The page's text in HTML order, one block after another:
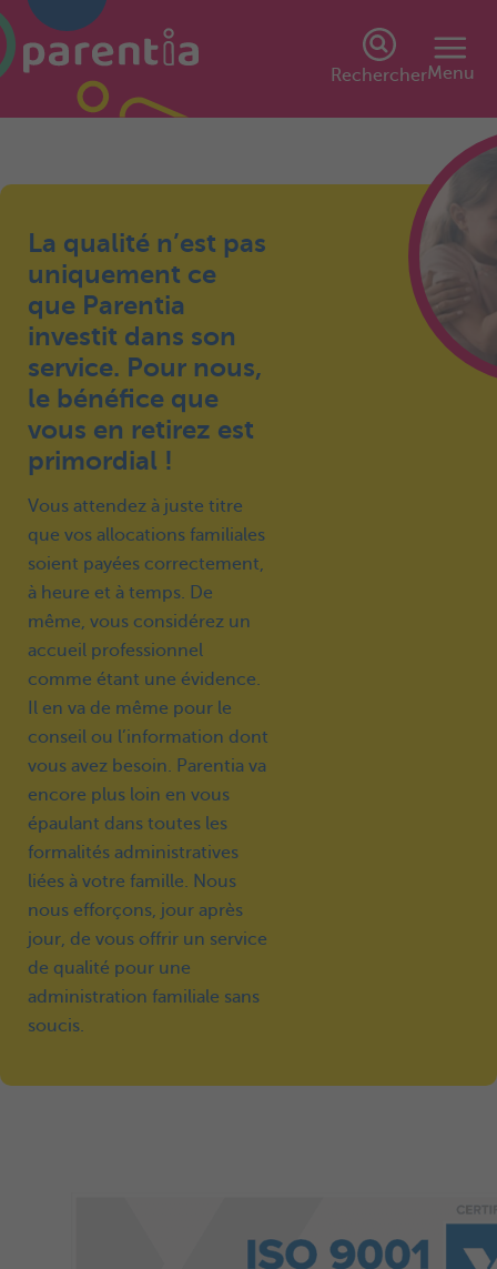
RechercherMenu
La qualité n’est pas
uniquement ce
que Parentia
investit dans son
service. Pour nous,
le bénéfice que
vous en retirez est
primordial !
Vous attendez à juste titre
que vos allocations familiales
soient payées correctement,
à heure et à temps. De
même, vous considérez un
accueil professionnel
comme étant une évidence.
Il en va de même pour le
conseil ou l’information dont
vous avez besoin. Parentia va
encore plus loin en vous
épaulant dans toutes les
formalités administratives
liées à votre famille. Nous
nous efforçons, jour après
jour, de vous offrir un service
de qualité pour une
administration familiale sans
soucis.